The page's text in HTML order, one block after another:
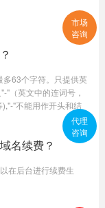
63个字符。只提供英
"（英文中的连词号，
"不能用作开头和结
名续费？
在后台进行续费生
市场
咨询
代理
咨询